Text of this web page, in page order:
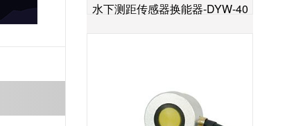
水下测距传感器换能器-DYW-40